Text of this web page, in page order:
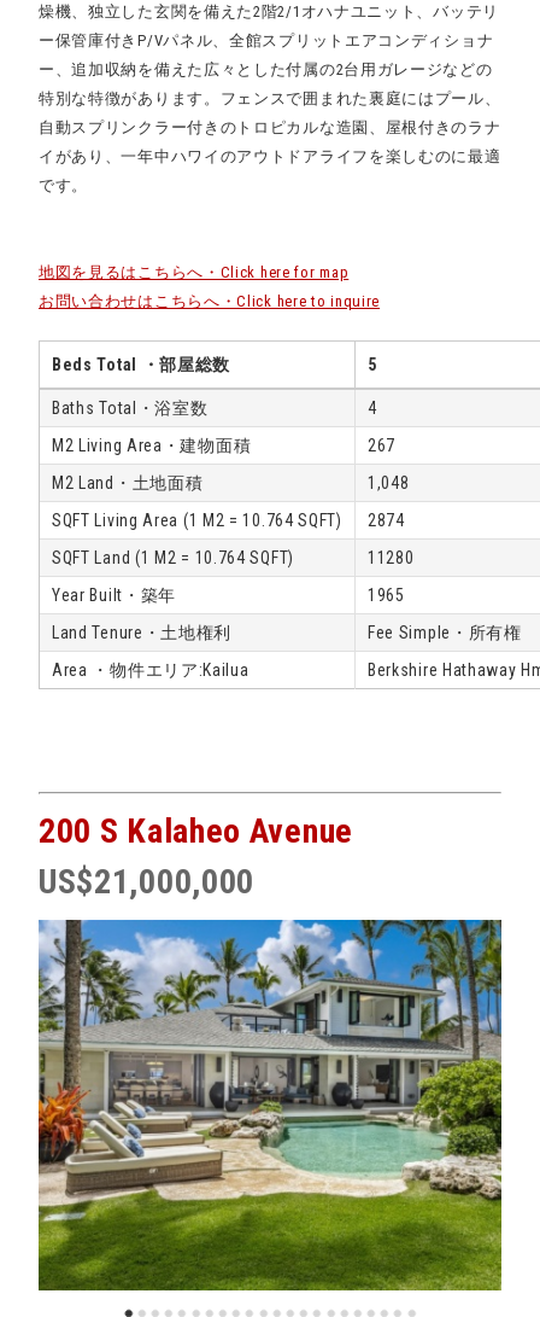
燥機、独立した玄関を備えた2階2/1オハナユニット、バッテリ
ー保管庫付きP/Vパネル、全館スプリットエアコンディショナ
ー、追加収納を備えた広々とした付属の2台用ガレージなどの
特別な特徴があります。フェンスで囲まれた裏庭にはプール、
自動スプリンクラー付きのトロピカルな造園、屋根付きのラナ
イがあり、一年中ハワイのアウトドアライフを楽しむのに最適
です。
地図を見るはこちらへ・Click here for map
お問い合わせはこちらへ・Click here to inquire
Beds Total ・部屋総数 5
Baths Total・浴室数
4
M2 Living Area・建物面積
267
M2 Land・土地面積
1,048
SQFT Living Area (1 M2 = 10.764 SQFT)
2874
SQFT Land (1 M2 = 10.764 SQFT)
11280
Year Built・築年
1965
Land Tenure・土地権利
Fee Simple・所有権
Area ・物件エリア:Kailua
Berkshire Hathaway
200 S Kalaheo Avenue
US$21,000,000